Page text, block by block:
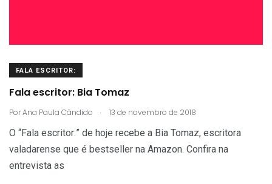
FALA ESCRITOR:
Fala escritor: Bia Tomaz
PorAna Paula Cândido . 13 de novembro de 2018
O “Fala escritor:” de hoje recebe a Bia Tomaz, escritora
valadarense que é bestseller na Amazon. Confira na
entrevista as